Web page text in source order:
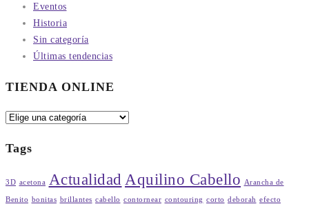
Eventos
Historia
Sin categoría
Últimas tendencias
TIENDA ONLINE
Tags
3D acetona Actualidad Aquilino Cabello Arancha de
Benito bonitas brillantes cabello contornear contouring corto deborah efecto